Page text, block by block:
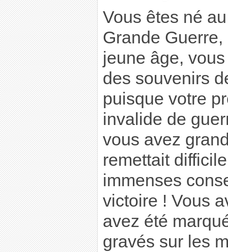
Vous êtes né
Grande
jeune âge,
des souvenirs
puisque votre
invalide de
vous avez
remettait
immenses
victoire ! Vous
avez été
gravés sur les